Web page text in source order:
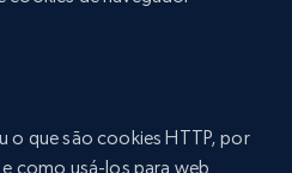
o que são cookies HTTP, por
como usá-los para web